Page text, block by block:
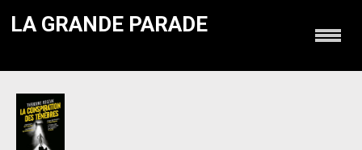
LA GRANDE PARADE